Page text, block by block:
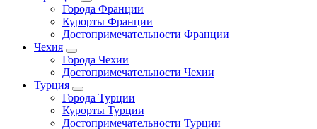
Города Франции
Курорты Франции
Достопримечательности Франции
Чехия
Города Чехии
Достопримечательности Чехии
Турция
Города Турции
Курорты Турции
Достопримечательности Турции